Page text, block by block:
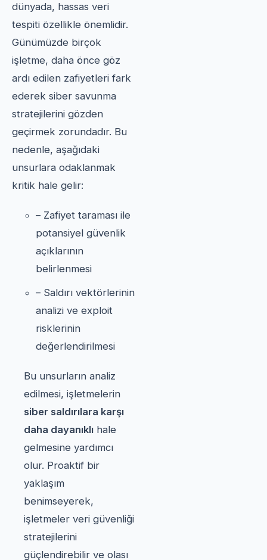
dünyada, hassas veri
tespiti özellikle önemlidir.
Günümüzde birçok
işletme, daha önce göz
ardı edilen zafiyetleri fark
ederek siber savunma
stratejilerini gözden
geçirmek zorundadır. Bu
nedenle, aşağıdaki
unsurlara odaklanmak
kritik hale gelir:
– Zafiyet taraması ile
potansiyel güvenlik
açıklarının
belirlenmesi
– Saldırı vektörlerinin
analizi ve exploit
risklerinin
değerlendirilmesi
Bu unsurların analiz
edilmesi, işletmelerin
siber saldırılara karşı
daha dayanıklı hale
gelmesine yardımcı
olur. Proaktif bir
yaklaşım
benimseyerek,
işletmeler veri güvenliği
stratejilerini
güçlendirebilir ve olası